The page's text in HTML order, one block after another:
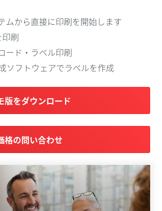
ムから直接に印刷を開始します
刷
ード・ラベル印刷
ソフトウェアでラベルを作成
版をダウンロード
格の問い合わせ